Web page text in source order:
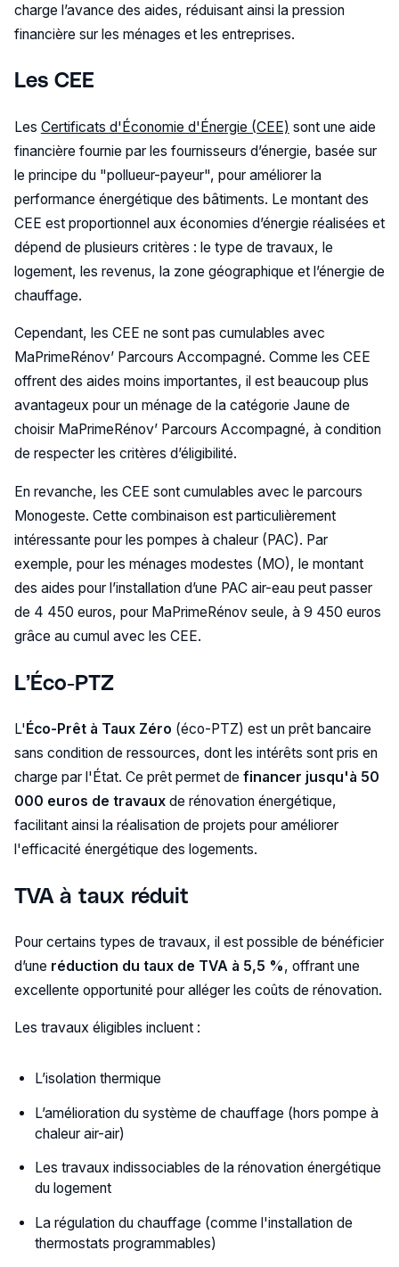
charge l’avance des aides, réduisant ainsi la pression
financière sur les ménages et les entreprises.
Les CEE
Les Certificats d'Économie d'Énergie (CEE) sont une aide
financière fournie par les fournisseurs d’énergie, basée sur
le principe du "pollueur-payeur", pour améliorer la
performance énergétique des bâtiments. Le montant des
CEE est proportionnel aux économies d’énergie réalisées et
dépend de plusieurs critères : le type de travaux, le
logement, les revenus, la zone géographique et l’énergie de
chauffage.
Cependant, les CEE ne sont pas cumulables avec
MaPrimeRénov’ Parcours Accompagné. Comme les CEE
offrent des aides moins importantes, il est beaucoup plus
avantageux pour un ménage de la catégorie Jaune de
choisir MaPrimeRénov’ Parcours Accompagné, à condition
de respecter les critères d’éligibilité.
En revanche, les CEE sont cumulables avec le parcours
Monogeste. Cette combinaison est particulièrement
intéressante pour les pompes à chaleur (PAC). Par
exemple, pour les ménages modestes (MO), le montant
des aides pour l’installation d’une PAC air-eau peut passer
de 4 450 euros, pour MaPrimeRénov seule, à 9 450 euros
grâce au cumul avec les CEE.
L’Éco-PTZ
L'Éco-Prêt à Taux Zéro (éco-PTZ) est un prêt bancaire
sans condition de ressources, dont les intérêts sont pris en
charge par l'État. Ce prêt permet de financer jusqu'à 50
000 euros de travaux de rénovation énergétique,
facilitant ainsi la réalisation de projets pour améliorer
l'efficacité énergétique des logements.
TVA à taux réduit
Pour certains types de travaux, il est possible de bénéficier
d’une réduction du taux de TVA à 5,5 %, offrant une
excellente opportunité pour alléger les coûts de rénovation.
Les travaux éligibles incluent :
L’isolation thermique
L’amélioration du système de chauffage (hors pompe à
chaleur air-air)
Les travaux indissociables de la rénovation énergétique
du logement
La régulation du chauffage (comme l'installation de
thermostats programmables)